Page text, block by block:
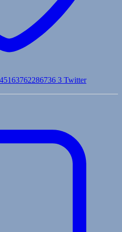
3 Twitter